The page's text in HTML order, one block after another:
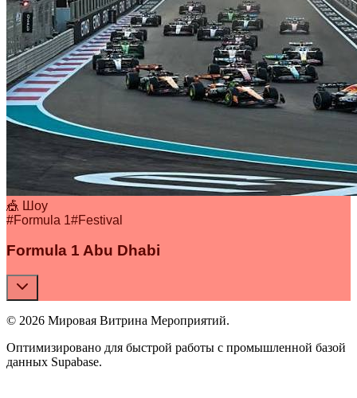
🎪 Шоу
#Formula 1#Festival
Formula 1 Abu Dhabi
© 2026 Мировая Витрина Мероприятий.
Оптимизировано для быстрой работы с промышленной базой
данных Supabase.